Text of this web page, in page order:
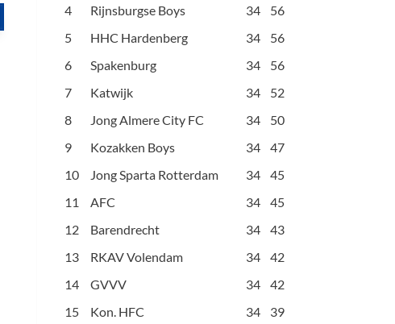
4
Rijnsburgse Boys 34
56
5
HHC Hardenberg 34
56
6
Spakenburg 34
56
7
Katwijk 34
52
8
Jong Almere City FC 34
50
9
Kozakken Boys 34
47
10
Jong Sparta Rotterdam 34
45
11
AFC 34
45
12
Barendrecht 34
43
13
RKAV Volendam 34
42
14
GVVV 34
42
15
Kon. HFC 34
39